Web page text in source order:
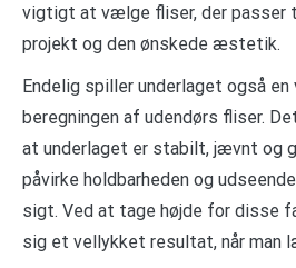
vigtigt at vælge fliser, der passer
projekt og den ønskede æstetik.
Endelig spiller underlaget også
beregningen af udendørs fliser.
at underlaget er stabilt, jævnt og
påvirke holdbarheden og
sigt. Ved at tage højde for disse
sig et vellykket resultat, når man